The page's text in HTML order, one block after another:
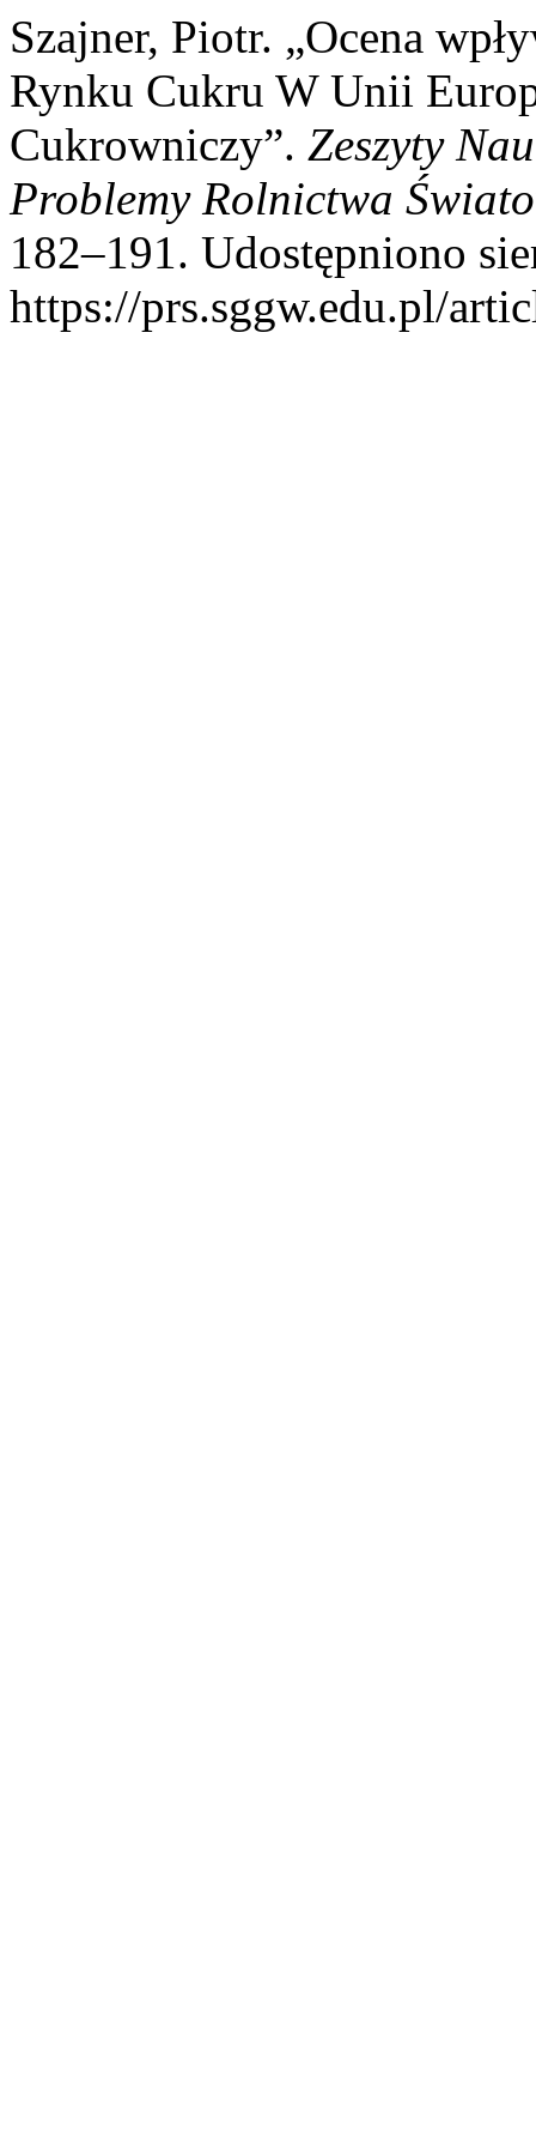
Szajner, Piotr. „Ocena
Rynku Cukru W Unii
Cukrowniczy”. Zeszyty
Problemy Rolnictwa
182–191. Udostępniono
https://prs.sggw.edu.pl/